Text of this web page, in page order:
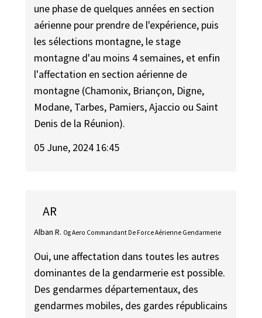
une phase de quelques années en section
aérienne pour prendre de l'expérience, puis
les sélections montagne, le stage
montagne d'au moins 4 semaines, et enfin
l'affectation en section aérienne de
montagne (Chamonix, Briançon, Digne,
Modane, Tarbes, Pamiers, Ajaccio ou Saint
Denis de la Réunion).
05 June, 2024 16:45
AR
Alban R. Og Aero Commandant De Force Aérienne Gendarmerie
Oui, une affectation dans toutes les autres
dominantes de la gendarmerie est possible.
Des gendarmes départementaux, des
gendarmes mobiles, des gardes républicains